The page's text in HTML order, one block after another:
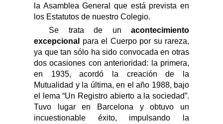
la Asamblea General que está prevista en
los Estatutos de nuestro Colegio.
Se trata de un acontecimiento
excepcional
para el Cuerpo por su rareza,
ya que tan sólo ha sido convocada en otras
dos ocasiones con anterioridad: la primera,
en 1935, acordó la creación de la
Mutualidad y la última, en el año 1988, bajo
el lema “Un Registro abierto a la sociedad”.
Tuvo lugar en Barcelona y obtuvo un
incuestionable éxito, impulsando la